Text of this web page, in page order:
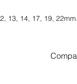
13, 14, 17, 19, 22mm.